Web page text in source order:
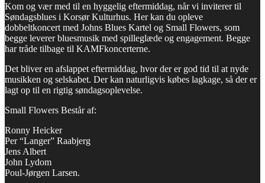
Kom og vær med til en hyggelig eftermiddag, når vi inviterer til
Søndagsblues i Korsør Kulturhus. Her kan du opleve
dobbeltkoncert med Johns Blues Kartel og Small Flowers, som
begge leverer bluesmusik med spilleglæde og engagement. Begge
har tråde tilbage til KAMFkoncerterne.
Det bliver en afslappet eftermiddag, hvor der er god tid til at nyde
musikken og selskabet. Der kan naturligvis købes lagkage, så der er
lagt op til en rigtig søndagsoplevelse.
Small Flowers Består af:
Ronny Heicker
Per “Langer” Raabjerg
Jens Albert
John Lydom
Poul-Jørgen Larsen.